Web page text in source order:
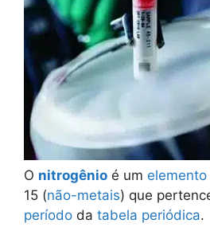
O nitrogênio é um
15 (não-metais) que
período da tabela periódica.